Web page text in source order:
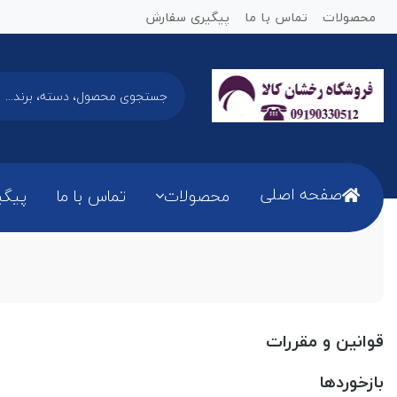
محصولات تماس با ما پیگیری سفارش
صفحه اصلی محصولات تماس با ما
قوانین و مقررات
بازخوردها